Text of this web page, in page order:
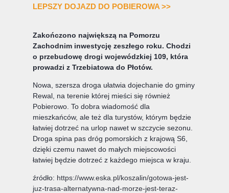
LEPSZY DOJAZD DO POBIEROWA >>
Zakończono największą na Pomorzu
Zachodnim inwestycję zeszłego roku. Chodzi
o przebudowę drogi wojewódzkiej 109, która
prowadzi z Trzebiatowa do Płotów.
Nowa, szersza droga ułatwia dojechanie do gminy
Rewal, na terenie której mieści się również
Pobierowo. To dobra wiadomość dla
mieszkańców, ale też dla turystów, którym będzie
łatwiej dotrzeć na urlop nawet w szczycie sezonu.
Droga spina pas dróg pomorskich z krajową S6,
dzięki czemu nawet do małych miejscowości
łatwiej będzie dotrzeć z każdego miejsca w kraju.
źródło: https://www.eska.pl/koszalin/gotowa-jest-
juz-trasa-alternatywna-nad-morze-jest-teraz-